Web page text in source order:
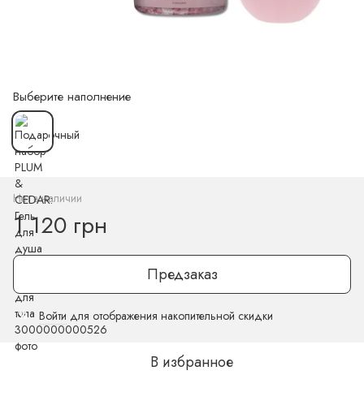
Выберите наполнение
Нет в наличии
1 120 грн
Предзаказ
% Войти для отображения накопительной скидки
В избранное